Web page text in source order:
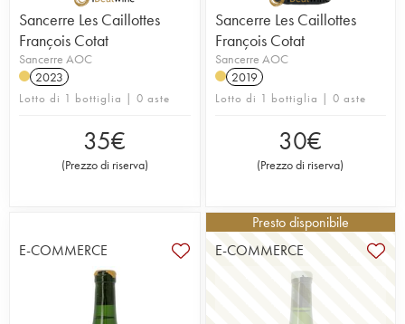
Sancerre Les Caillottes
François Cotat
Sancerre AOC
2023
Lotto di 1 bottiglia | 0 aste
35€
(Prezzo di riserva)
Sancerre Les Caillottes
François Cotat
Sancerre AOC
2019
Lotto di 1 bottiglia | 0 aste
30€
(Prezzo di riserva)
E-COMMERCE
Presto disponibile
E-COMMERCE